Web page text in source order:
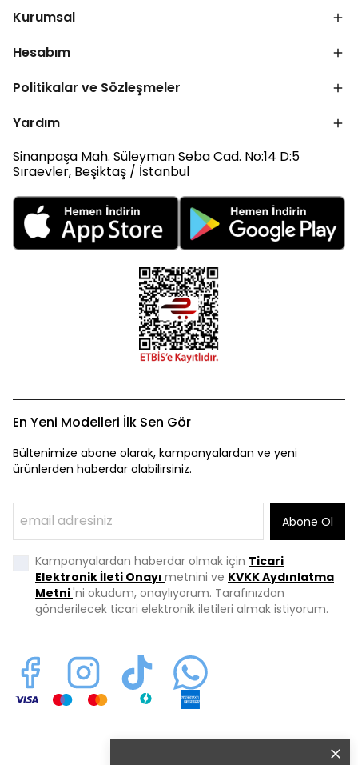
Kurumsal
Hesabım
Politikalar ve Sözleşmeler
Yardım
Sinanpaşa Mah. Süleyman Seba Cad. No:14 D:5
Sıraevler, Beşiktaş / İstanbul
En Yeni Modelleri İlk Sen Gör
Bültenimize abone olarak, kampanyalardan ve yeni
ürünlerden haberdar olabilirsiniz.
Abone Ol
Kampanyalardan haberdar olmak için Ticari
Elektronik İleti Onayı metnini ve KVKK Aydınlatma
Metni'ni okudum, onaylıyorum. Tarafınızdan
gönderilecek ticari elektronik iletileri almak istiyorum.